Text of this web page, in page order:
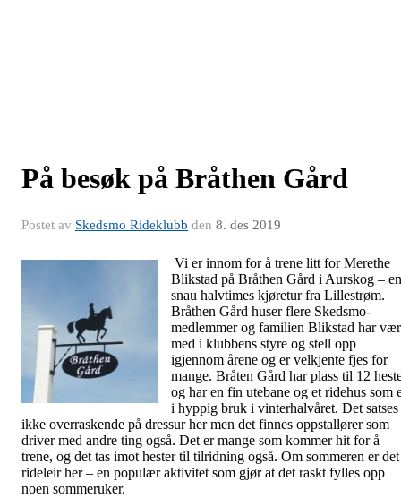
På besøk på Bråthen Gård
Postet av Skedsmo Rideklubb den 8. des 2019
Vi er innom for å trene litt for Merethe
Blikstad på Bråthen Gård i Aurskog – en
snau halvtimes kjøretur fra Lillestrøm.
Bråthen Gård huser flere Skedsmo-
medlemmer og familien Blikstad har
med i klubbens styre og stell opp
igjennom årene og er velkjente fjes for
mange. Bråten Gård har plass til 12
og har en fin utebane og et ridehus som
i hyppig bruk i vinterhalvåret. Det satses
ikke overraskende på dressur her men det finnes oppstallører som
driver med andre ting også. Det er mange som kommer hit for å
trene, og det tas imot hester til tilridning også. Om sommeren er det
rideleir her – en populær aktivitet som gjør at det raskt fylles opp
noen sommeruker.